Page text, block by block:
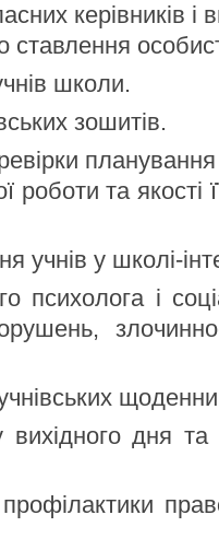
керівників і
ставлення
школи.
зошитів.
роботи та якості
учнів у школі-
психолога і
дня та